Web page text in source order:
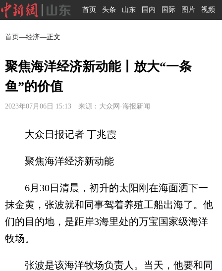
首页 头条 山东 国内 国际 图片 视频
首页—经济—正文
聚焦海洋经济新动能丨放大“一条
鱼”的价值
2023年07月06日 15:13 来源：大众网·海报新闻
大众日报记者 丁兆霞
聚焦海洋经济新动能
6月30日清晨，初升的太阳刚在海面洒下一
抹金黄，张波就和同事驾着养殖工船出海了。他
们的目的地，是距岸3海里处的万宝国家级海洋
牧场。
张波是该海洋牧场负责人。当天，他要和同